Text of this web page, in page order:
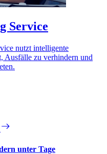
Service
nutzt intelligente
Ausfälle zu verhindern und
unter Tage